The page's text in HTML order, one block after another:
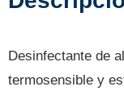
Desinfectante de
termosensible y